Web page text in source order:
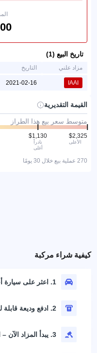
تاريخ البيع (1)
مزاد علني التاريخ
IAAI
2021-02-16
القيمة التقديرية
متوسط سعر بيع هذا الطراز
نادراً
أغلى
الأعلى
270 عملية بيع خلال 30 يومًا
كيفية شراء مركبة
1. اعثر على سيارة أحلامك
2. ادفع وديعة قابلة للاسترداد
3. يبدأ المزاد الآن – اشعر بالحماس!